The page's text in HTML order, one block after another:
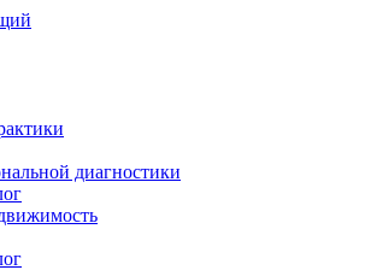
диагностики